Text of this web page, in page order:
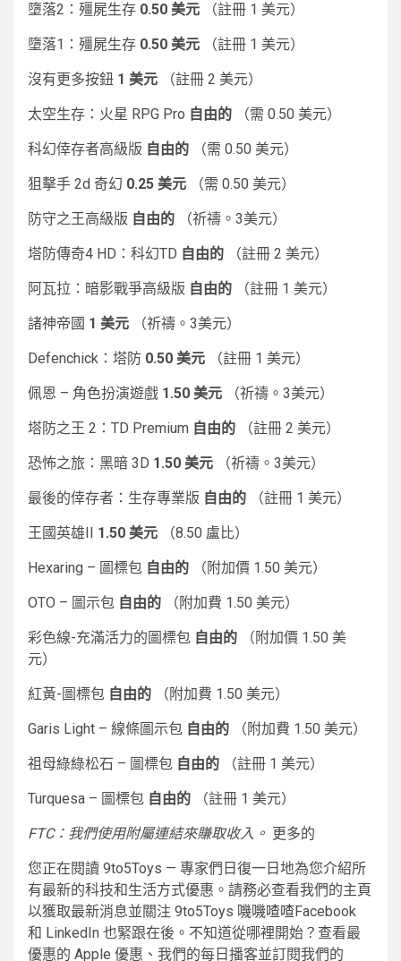
墮落2：殭屍生存 0.50 美元 （註冊 1 美元）
墮落1：殭屍生存 0.50 美元 （註冊 1 美元）
沒有更多按鈕 1 美元 （註冊 2 美元）
太空生存：火星 RPG Pro 自由的 （需 0.50 美元）
科幻倖存者高級版 自由的 （需 0.50 美元）
狙擊手 2d 奇幻 0.25 美元 （需 0.50 美元）
防守之王高級版 自由的 （祈禱。3美元）
塔防傳奇4 HD：科幻TD 自由的 （註冊 2 美元）
阿瓦拉：暗影戰爭高級版 自由的 （註冊 1 美元）
諸神帝國 1 美元 （祈禱。3美元）
Defenchick：塔防 0.50 美元 （註冊 1 美元）
佩恩 – 角色扮演遊戲 1.50 美元 （祈禱。3美元）
塔防之王 2：TD Premium 自由的 （註冊 2 美元）
恐怖之旅：黑暗 3D 1.50 美元 （祈禱。3美元）
最後的倖存者：生存專業版 自由的 （註冊 1 美元）
王國英雄II 1.50 美元 （8.50 盧比）
Hexaring – 圖標包 自由的 （附加價 1.50 美元）
OTO – 圖示包 自由的 （附加費 1.50 美元）
彩色線-充滿活力的圖標包 自由的 （附加價 1.50 美
元）
紅黃-圖標包 自由的 （附加費 1.50 美元）
Garis Light – 線條圖示包 自由的 （附加費 1.50 美元）
祖母綠綠松石 – 圖標包 自由的 （註冊 1 美元）
Turquesa – 圖標包 自由的 （註冊 1 美元）
FTC：我們使用附屬連結來賺取收入。 更多的
您正在閱讀 9to5Toys — 專家們日復一日地為您介紹所
有最新的科技和生活方式優惠。請務必查看我們的主頁
以獲取最新消息並關注 9to5Toys 嘰嘰喳喳Facebook
和 LinkedIn 也緊跟在後。不知道從哪裡開始？查看最
優惠的 Apple 優惠、我們的每日播客並訂閱我們的